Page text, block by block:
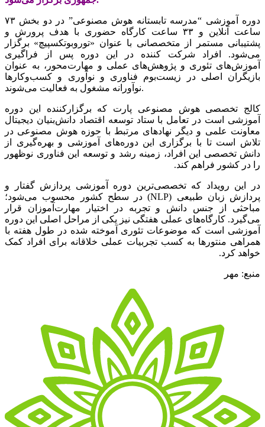
دوره آموزشی “مدرسه تابستانه هوش مصنوعی” در دو بخش ۷۳
ساعت آنلاین و ۳۳ ساعت کارگاه حضوری با هدف پرورش و
پشتیبانی مستمر از متخصصانی با عنوان «توروبوتکسپیچ» برگزار
می‌شود. افراد شرکت کننده در این دوره پس از فراگیری
آموزش‌های تئوری و پژوهش‌های عملی و مهارت‌محور، به عنوان
بازیگران اصلی در زیست‌بوم فناوری و نوآوری و کسب‌وکارها
نوآورانه مشغول به فعالیت می‌شوند.
کالج تخصصی هوش مصنوعی پارت که برگزارکننده این دوره
آموزشی است در تعامل با ستاد توسعه اقتصاد دانش‌بنیان دیجیتال
معاونت علمی و دیگر نهادهای مرتبط با حوزه هوش مصنوعی در
تلاش است تا با برگزاری این دوره‌های آموزشی و بهره‌گیری از
دانش تخصصی این افراد، زمینه رشد و توسعه این فناوری نوظهور
را در کشور فراهم ‌کند.
در این رویداد که تخصصی‌ترین دوره آموزشی پردازش گفتار و
پردازش زبان طبیعی (NLP) در سطح کشور محسوب می‌شود؛
مباحثی از جنس دانش و تجربه در اختیار مهارت‌آموزان قرار
می‌گیرد. کارگاه‌های عملی هفتگی نیز یکی از مراحل اصلی این دوره
آموزشی است که موضوعات تئوری آموخته شده در طول هفته با
همراهی منتورها به کسب تجربیات عملی خلاقانه برای افراد کمک
خواهد کرد.
منبع: مهر